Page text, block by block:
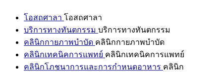
โอสถศาลา โอสถศาลา
บริการทางทันตกรรม บริการทางทันตกรรม
คลินิกกายภาพบำบัด คลินิกกายภาพบำบัด
คลินิกเทคนิคการแพทย์ คลินิกเทคนิคการแพทย์
คลินิกโภชนาการและการกำหนดอาหาร คลินิก